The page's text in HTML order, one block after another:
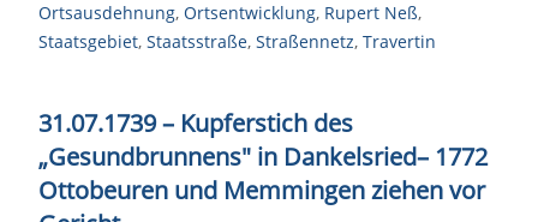
Ortsausdehnung, Ortsentwicklung, Rupert Neß,
Staatsgebiet, Staatsstraße, Straßennetz, Travertin
31.07.1739 – Kupferstich des
„Gesundbrunnens" in Dankelsried– 1772
Ottobeuren und Memmingen ziehen vor